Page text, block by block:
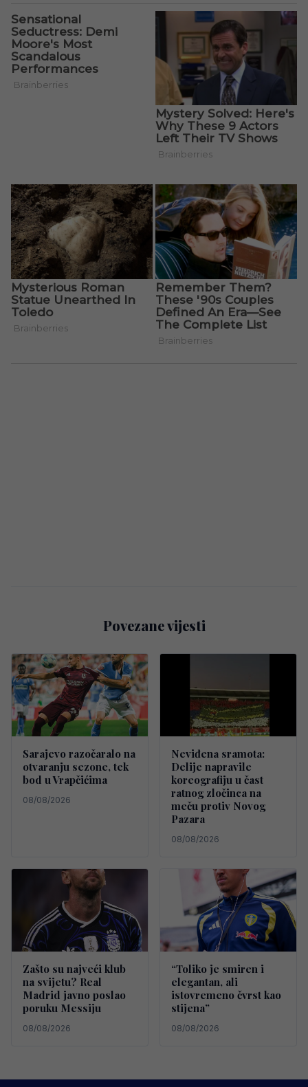
Povezane vijesti
Sarajevo razočaralo na
otvaranju sezone, tek
bod u Vrapčićima
08/08/2026
Neviđena sramota:
Delije napravile
koreografiju u čast
ratnog zločinca na
meču protiv Novog
Pazara
08/08/2026
Zašto su najveći klub
na svijetu? Real
Madrid javno poslao
poruku Messiju
08/08/2026
“Toliko je smiren i
elegantan, ali
istovremeno čvrst kao
stijena”
08/08/2026